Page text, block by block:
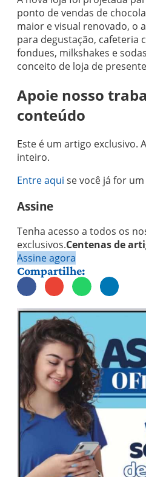
ponto de vendas de
maior e visual renovado, o
para degustação, cafeteria
fondues, milkshakes e
conceito de loja de
Apoie nosso
conteúdo
Este é um artigo exclusivo.
inteiro.
Entre aqui se você já for
Assine
Tenha acesso a todos os
exclusivos.Centenas de
Assine agora
Compartilhe: